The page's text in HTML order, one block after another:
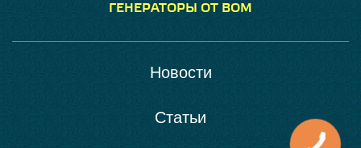
ГЕНЕРАТОРЫ ОТ ВОМ
Новости
Статьи